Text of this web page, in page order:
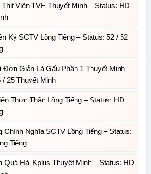
Viên TVH Thuyết Minh – Status: HD
Ký SCTV Lồng Tiếng – Status: 52 / 52
Đơn Giản Là Gấu Phần 1 Thuyết Minh –
/ 25 Thuyết Minh
Thực Thần Lồng Tiếng – Status: HD
Nghĩa SCTV Lồng Tiếng – Status:
Tiếng
Quá Hải Kplus Thuyết Minh – Status: HD